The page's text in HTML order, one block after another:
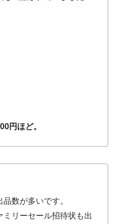
円ほど。
数が多いです。
リーセール招待状も出